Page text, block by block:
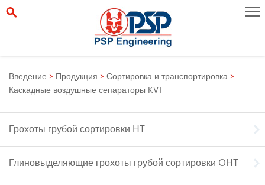
Введение > Продукция > Сортировка и транспортировка >
Каскадные воздушные сепараторы KVT
Грохоты грубой сортировки HT
Глиновыделяющие грохоты грубой сортировки OHT